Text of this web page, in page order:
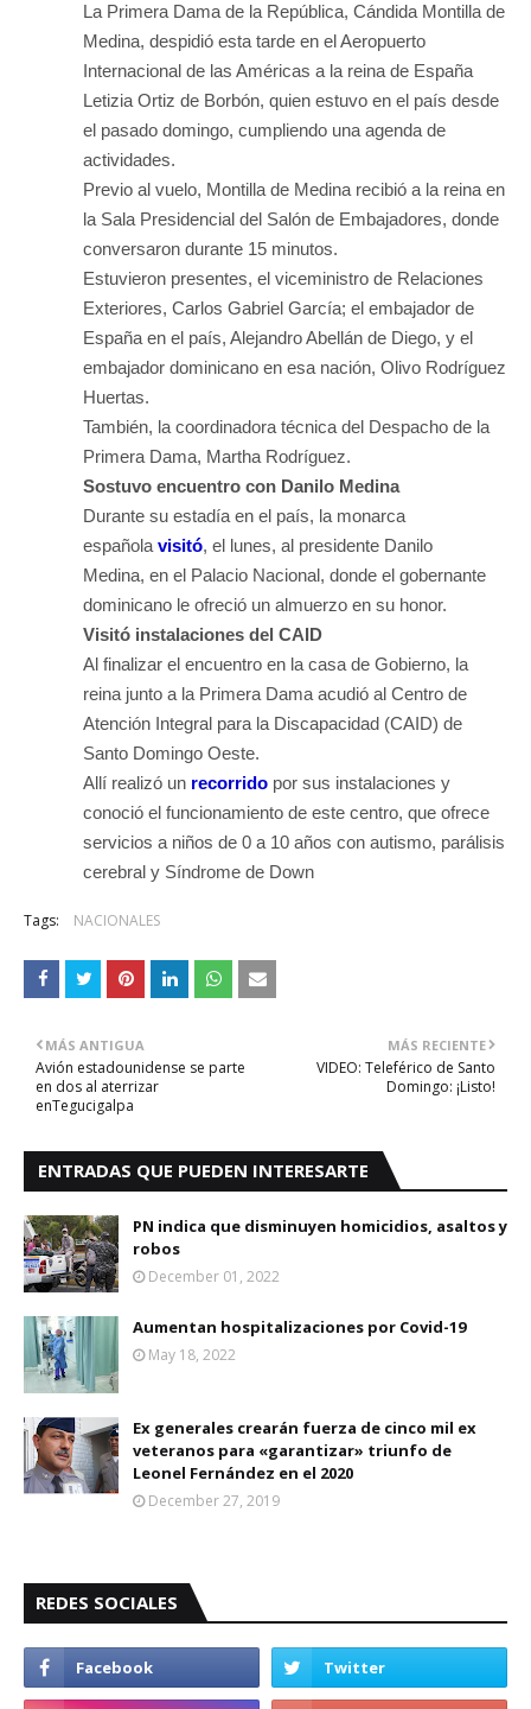
La Primera Dama de la República, Cándida Montilla de
Medina, despidió esta tarde en el Aeropuerto
Internacional de las Américas a la reina de España
Letizia Ortiz de Borbón, quien estuvo en el país desde
el pasado domingo, cumpliendo una agenda de
actividades.
Previo al vuelo, Montilla de Medina recibió a la reina en
la Sala Presidencial del Salón de Embajadores, donde
conversaron durante 15 minutos.
Estuvieron presentes, el viceministro de Relaciones
Exteriores, Carlos Gabriel García; el embajador de
España en el país, Alejandro Abellán de Diego, y el
embajador dominicano en esa nación, Olivo Rodríguez
Huertas.
También, la coordinadora técnica del Despacho de la
Primera Dama, Martha Rodríguez.
Sostuvo encuentro con Danilo Medina
Durante su estadía en el país, la monarca
española visitó, el lunes, al presidente Danilo
Medina, en el Palacio Nacional, donde el gobernante
dominicano le ofreció un almuerzo en su honor.
Visitó instalaciones del CAID
Al finalizar el encuentro en la casa de Gobierno, la
reina junto a la Primera Dama acudió al Centro de
Atención Integral para la Discapacidad (CAID) de
Santo Domingo Oeste.
Allí realizó un recorrido por sus instalaciones y
conoció el funcionamiento de este centro, que ofrece
servicios a niños de 0 a 10 años con autismo, parálisis
cerebral y Síndrome de Down
Tags: NACIONALES
MÁS RECIENTE
VIDEO: Teleférico de Santo
Domingo: ¡Listo!
MÁS ANTIGUA
Avión estadounidense se parte
en dos al aterrizar
enTegucigalpa
ENTRADAS QUE PUEDEN INTERESARTE
PN indica que disminuyen homicidios, asaltos y
robos
December 01, 2022
Aumentan hospitalizaciones por Covid-19
May 18, 2022
Ex generales crearán fuerza de cinco mil ex
veteranos para «garantizar» triunfo de
Leonel Fernández en el 2020
December 27, 2019
REDES SOCIALES